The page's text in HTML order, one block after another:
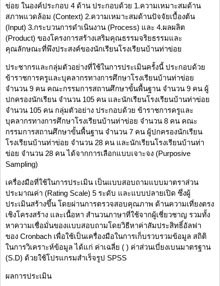
ข่อย ในองค์ประกอบ 4 ด้าน ประกอบด้วย 1.ความเหมาะสมด้าน
สภาพแวดล้อม (Context) 2.ความเหมาะสมด้านปัจจัยเบื้องต้น
(Input) 3.กระบวนการดำเนินงาน (Process) และ 4.ผลผลิต
(Product) ของโครงการสร้างเสริมคุณธรรมจริยธรรมและ
คุณลักษณะที่พึงประสงค์ของนักเรียนโรงเรียนบ้านท่าข่อย
ประชากรและกลุ่มตัวอย่างที่ใช้ในการประเมินครั้งนี้ ประกอบด้วย
ข้าราชการครูและบุคลากรทางการศึกษาโรงเรียนบ้านท่าข่อย
จำนวน 9 คน คณะกรรมการสถานศึกษาขั้นพื้นฐาน จำนวน 9 คน ผู้
ปกครองนักเรียน จำนวน 105 คน และนักเรียนโรงเรียนบ้านท่าข่อย
จำนวน 105 คน กลุ่มตัวอย่าง ประกอบด้วย ข้าราชการครูและ
บุคลากรทางการศึกษาโรงเรียนบ้านท่าข่อย จำนวน 8 คน คณะ
กรรมการสถานศึกษาขั้นพื้นฐาน จำนวน 7 คน ผู้ปกครองนักเรียน
โรงเรียนบ้านท่าข่อย จำนวน 28 คน และนักเรียนโรงเรียนบ้านท่า
ข่อย จำนวน 28 คน ได้จากการเลือกแบบเจาะจง (Purposive
Sampling)
เครื่องมือที่ใช้ในการประเมิน เป็นแบบสอบถามแบบมาตราส่วน
ประมาณค่า (Rating Scale) 5 ระดับ และแบบปลายเปิด ซึ่งผู้
ประเมินสร้างขึ้น โดยผ่านการตรวจสอบคุณภาพ ด้านความเที่ยงตรง
เชิงโครงสร้าง และเนื้อหา สำนวนภาษาที่ใช้จากผู้เชี่ยวชาญ รวมทั้ง
หาความเชื่อมั่นของแบบสอบถามโดยวิธีหาค่าสัมประสิทธิ์อัลฟา
ของ Cronbach เพื่อใช้เป็นเครื่องมือในการเก็บรวบรวมข้อมูล สถิติ
ในการวิเคราะห์ข้อมูล ได้แก่ ค่าเฉลี่ย ( ) ค่าส่วนเบี่ยงเบนมาตรฐาน
(S.D) ด้วยใช้โปรแกรมสำเร็จรูป SPSS
ผลการประเมิน